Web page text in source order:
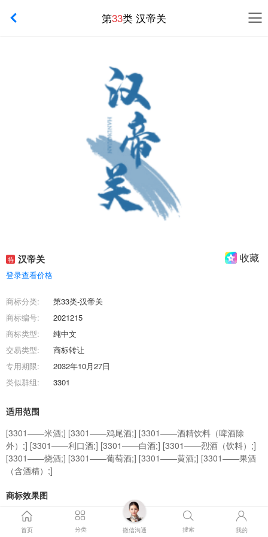
第33类 汉帝关
特 汉帝关 收藏
登录查看价格
商标分类:
第33类-汉帝关
商标编号:
2021215
商标类型:
纯中文
交易类型:
商标转让
专用期限:
2032年10月27日
类似群组:
3301
适用范围
[3301——米酒;] [3301——鸡尾酒;] [3301——酒精饮料（啤酒除
外）;] [3301——利口酒;] [3301——白酒;] [3301——烈酒（饮料）;]
[3301——烧酒;] [3301——葡萄酒;] [3301——黄酒;] [3301——果酒
（含酒精）;]
商标效果图
商标交易流程
首页 分类 微信沟通 搜索 我的